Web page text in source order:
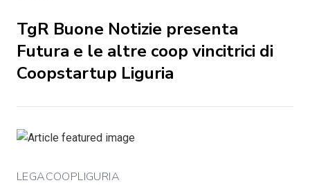
TgR Buone Notizie presenta
Futura e le altre coop vincitrici di
Coopstartup Liguria
LEGACOOPLIGURIA